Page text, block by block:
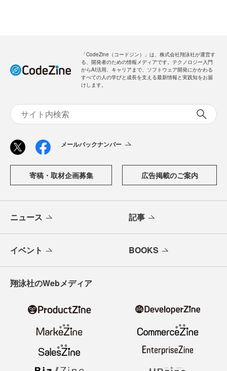
ログイン
からAI活用、キャリアまで、ソフトウェア開発にかかわる
すべての人の学びと成長を支える最新情報と実践知をお届
ニュース 記事
イベント BOOKS